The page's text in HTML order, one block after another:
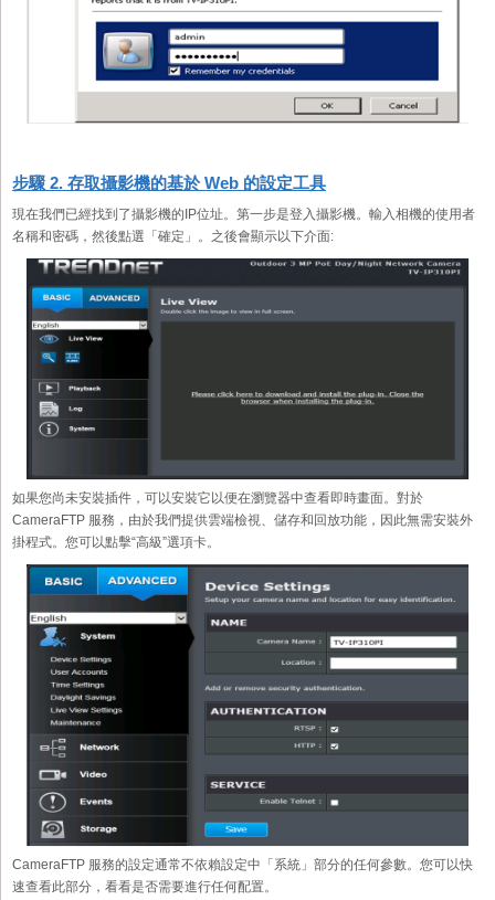
步驟 2. 存取攝影機的基於 Web 的設定工具
現在我們已經找到了攝影機的IP位址。第一步是登入攝影機。輸入相機的使用者
名稱和密碼，然後點選「確定」。之後會顯示以下介面:
如果您尚未安裝插件，可以安裝它以便在瀏覽器中查看即時畫面。對於
CameraFTP 服務，由於我們提供雲端檢視、儲存和回放功能，因此無需安裝外
掛程式。您可以點擊“高級”選項卡。
CameraFTP 服務的設定通常不依賴設定中「系統」部分的任何參數。您可以快
速查看此部分，看看是否需要進行任何配置。